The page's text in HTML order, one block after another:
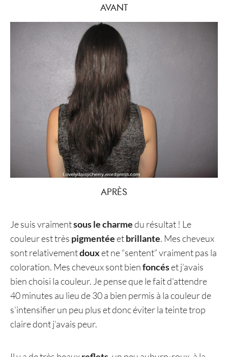
AVANT
APRÈS
Je suis vraimentsous le charmedu résultat ! Le
couleur est très pigmentéeetbrillante. Mes cheveux
sont relativementdouxet ne “sentent” vraiment pas la
coloration. Mes cheveux sont bienfoncéset j’avais
bien choisi la couleur. Je pense que le fait d’attendre
40 minutes au lieu de 30 a bien permis à la couleur de
s’intensifier un peu plus et donc éviter la teinte trop
claire dont j’avais peur.